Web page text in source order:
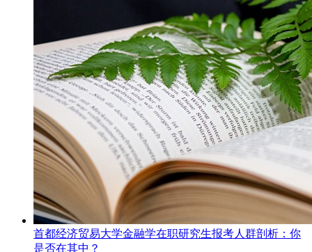
首都经济贸易大学金融学在职研究生报考人群剖析：你
是否在其中？